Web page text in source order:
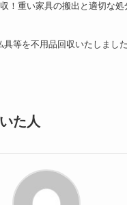
！重い家具の搬出と適切な処
具等を不用品回収いたしました
た人